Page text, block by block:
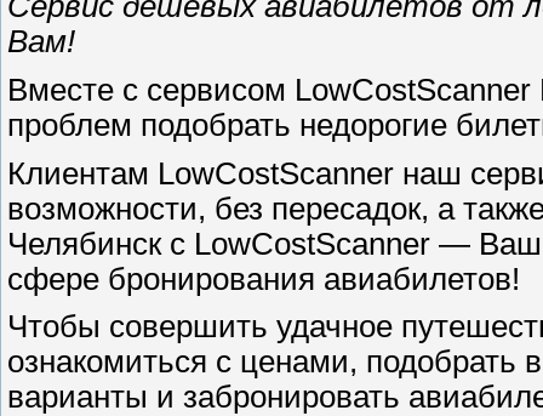
Вам!
Вместе с сервисом
проблем подобрать недорогие
Клиентам LowCostScanner наш
возможности, без пересадок, а
Челябинск с LowCostScanner —
сфере бронирования авиабилетов!
Чтобы совершить удачное
ознакомиться с ценами,
варианты и забронировать